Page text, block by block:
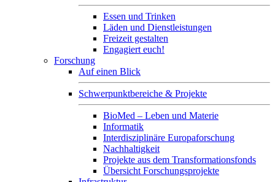
Essen und Trinken
Läden und Dienstleistungen
Freizeit gestalten
Engagiert euch!
Forschung
Auf einen Blick
Schwerpunktbereiche & Projekte
BioMed – Leben und Materie
Informatik
Interdisziplinäre Europaforschung
Nachhaltigkeit
Projekte aus dem Transformationsfonds
Übersicht Forschungsprojekte